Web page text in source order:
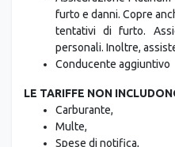
personali. Inoltre,
Conducente aggiuntivo
LE TARIFFE NON
Carburante,
Multe,
Spese di notifica,
Noleggio per
Seggiolino per bambini,